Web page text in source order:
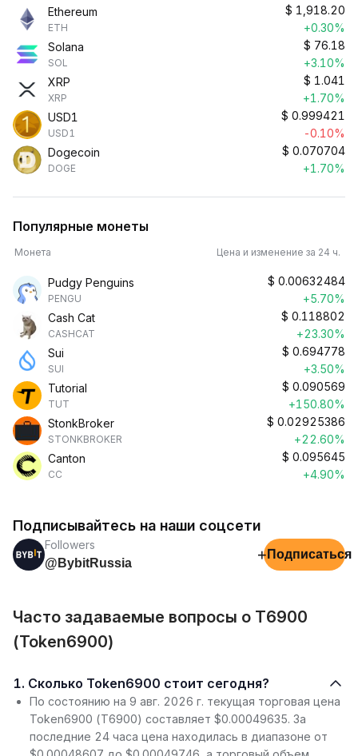
Ethereum
ETH
$ 1,918.20
+0.30%
Solana
SOL
$ 76.18
+3.10%
XRP
XRP
$ 1.041
+1.70%
USD1
USD1
$ 0.999421
-0.10%
Dogecoin
DOGE
$ 0.070704
+1.70%
Популярные монеты
Монета Цена и изменение за 24 ч.
Pudgy Penguins
PENGU
$ 0.00632484
+5.70%
Cash Cat
CASHCAT
$ 0.118802
+23.30%
Sui
SUI
$ 0.694778
+3.50%
Tutorial
TUT
$ 0.090569
+150.80%
StonkBroker
STONKBROKER
$ 0.02925386
+22.60%
Canton
CC
$ 0.095645
+4.90%
Подписывайтесь на наши соцсети
Followers
@BybitRussia
+ Подписаться
Часто задаваемые вопросы о T6900
(Token6900)
1. Сколько Token6900 стоит сегодня?
По состоянию на 9 авг. 2026 г. текущая торговая цена
Token6900 (T6900) составляет $0.00049635. За
последние 24 часа цена находилась в диапазоне от